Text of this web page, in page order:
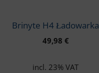
Brinyte H4 Ładowarka
49,98 €
incl. 23% VAT